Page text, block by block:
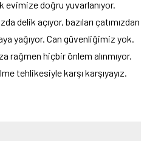
evimize doğru yuvarlanıyor.
delik açıyor, bazıları çatımızdan
yağıyor. Can güvenliğimiz yok.
rağmen hiçbir önlem alınmıyor.
tehlikesiyle karşı karşıyayız.